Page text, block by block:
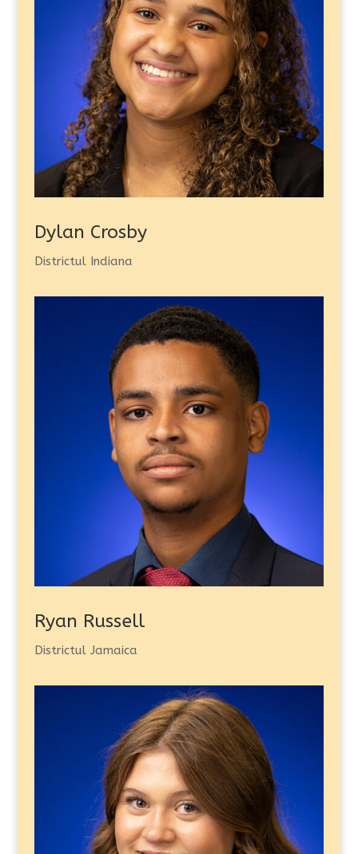
Dylan Crosby
Districtul Indiana
Ryan Russell
Districtul Jamaica